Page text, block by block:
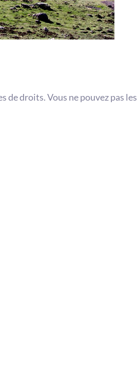
de droits. Vous ne pouvez pas les